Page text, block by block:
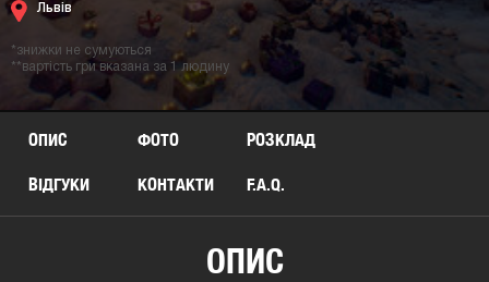
Львів
*знижки не сумуються
**вартість гри вказана за 1 людину
ОПИС ФОТО РОЗКЛАД
ВІДГУКИ КОНТАКТИ F.A.Q.
ОПИС